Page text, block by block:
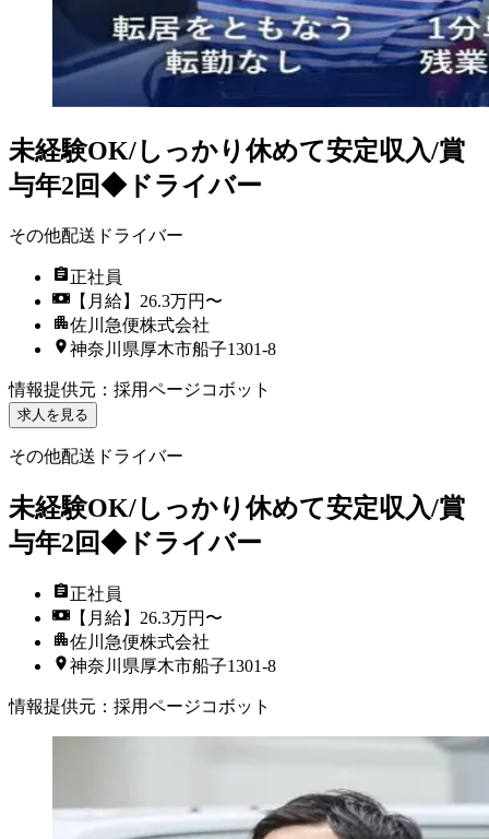
未経験OK/しっかり休めて安定収入/賞
与年2回◆ドライバー
その他配送ドライバー
正社員
【月給】26.3万円〜
佐川急便株式会社
神奈川県厚木市船子1301-8
情報提供元 ： 採用ページコボット
求人を見る
その他配送ドライバー
未経験OK/しっかり休めて安定収入/賞
与年2回◆ドライバー
正社員
【月給】26.3万円〜
佐川急便株式会社
神奈川県厚木市船子1301-8
情報提供元 ： 採用ページコボット